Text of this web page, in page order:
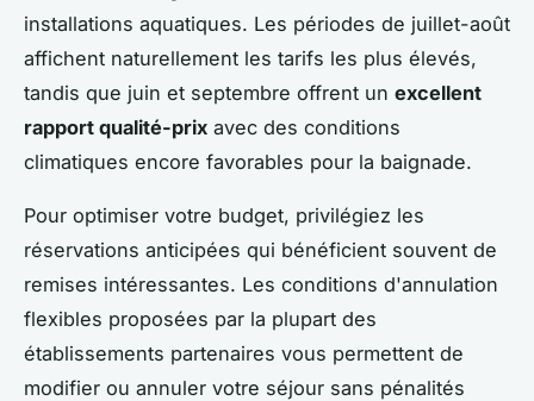
installations aquatiques. Les périodes de juillet-août
affichent naturellement les tarifs les plus élevés,
tandis que juin et septembre offrent un excellent
rapport qualité-prix avec des conditions
climatiques encore favorables pour la baignade.
Pour optimiser votre budget, privilégiez les
réservations anticipées qui bénéficient souvent de
remises intéressantes. Les conditions d'annulation
flexibles proposées par la plupart des
établissements partenaires vous permettent de
modifier ou annuler votre séjour sans pénalités